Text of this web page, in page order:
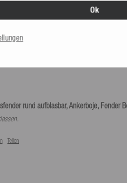
Retourenlabel genutzt
rund aufblasbar, Ankerboje, Fender
Teilen
Ok